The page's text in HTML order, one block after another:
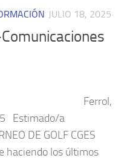
JULIO 18, 2025
Estimado/a
DE GOLF CGES
haciendo los últimos